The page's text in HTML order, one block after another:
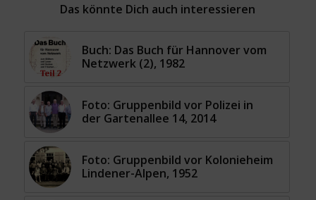
Das könnte Dich auch interessieren
Buch: Das Buch für Hannover vom
Netzwerk (2), 1982
Foto: Gruppenbild vor Polizei in
der Gartenallee 14, 2014
Foto: Gruppenbild vor Kolonieheim
Lindener-Alpen, 1952